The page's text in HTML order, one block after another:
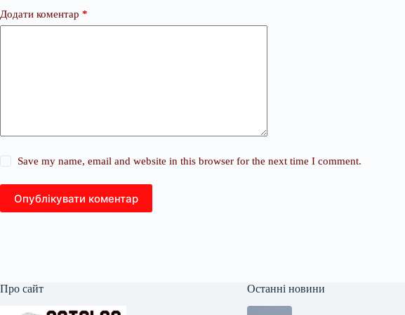
Додати коментар *
Save my name, email and website in this browser for the next time I comment.
Опублікувати коментар
Про сайт Останні новини